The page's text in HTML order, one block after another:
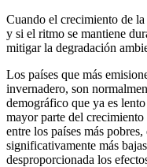
Cuando el crecimiento de
y si el ritmo se mantiene
mitigar la degradación
Los países que más
invernadero, son
demográfico que ya es
mayor parte del
entre los países más
significativamente más
desproporcionada los